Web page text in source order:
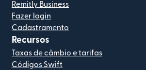
Remitly Business
Fazer login
Cadastramento
Recursos
Taxas de câmbio e tarifas
Códigos Swift